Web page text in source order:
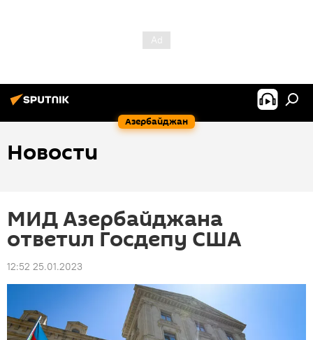
Азербайджан
Новости
МИД Азербайджана
ответил Госдепу США
12:52 25.01.2023